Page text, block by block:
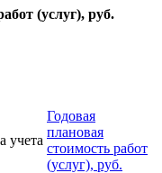
(услуг), руб.
учета
Годовая
плановая
стоимость работ
(услуг), руб.